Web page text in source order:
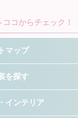
コからチェック！
マップ
を探す
インテリア